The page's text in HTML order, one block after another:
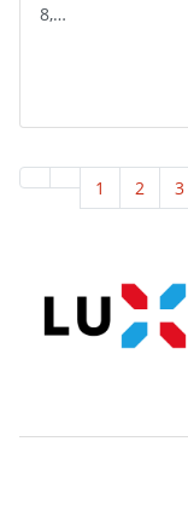
8,…
1 2 3